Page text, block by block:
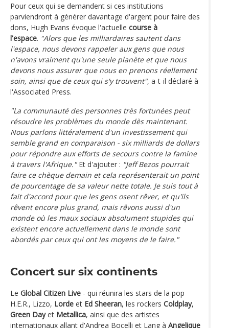
Pour ceux qui se demandent si ces institutions
parviendront à générer davantage d'argent pour faire des
dons, Hugh Evans évoque l'actuelle course à
l'espace. "Alors que les milliardaires sautent dans
l'espace, nous devons rappeler aux gens que nous
n'avons vraiment qu'une seule planète et que nous
devons nous assurer que nous en prenons réellement
soin, ainsi que de ceux qui s'y trouvent", a-t-il déclaré à
l'Associated Press.
"La communauté des personnes très fortunées peut
résoudre les problèmes du monde dès maintenant.
Nous parlons littéralement d'un investissement qui
semble grand en comparaison - six milliards de dollars
pour répondre aux efforts de secours contre la famine
à travers l'Afrique."Et d'ajouter : "Jeff Bezos pourrait
faire ce chèque demain et cela représenterait un point
de pourcentage de sa valeur nette totale. Je suis tout à
fait d'accord pour que les gens osent rêver, et qu'ils
rêvent encore plus grand, mais rêvons aussi d'un
monde où les maux sociaux absolument stupides qui
existent encore actuellement dans le monde sont
abordés par ceux qui ont les moyens de le faire."
Concert sur six continents
Le Global Citizen Live - qui réunira les stars de la pop
H.E.R., Lizzo, Lorde et Ed Sheeran, les rockers Coldplay,
Green Dayet Metallica, ainsi que des artistes
internationaux allant d'Andrea Bocelli et Lang à Angelique